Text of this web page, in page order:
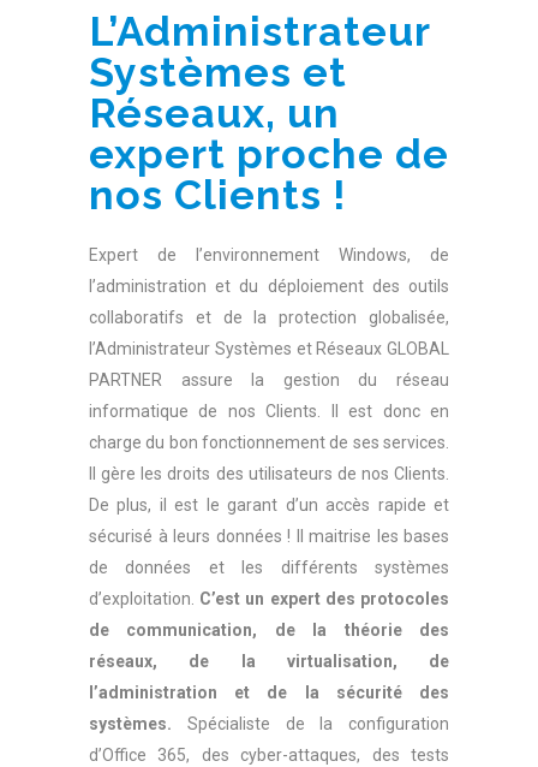
L’Administrateur
Systèmes et
Réseaux, un
expert proche de
nos Clients !
Expert de l’environnement Windows, de
l’administration et du déploiement des outils
collaboratifs et de la protection globalisée,
l’Administrateur Systèmes et Réseaux GLOBAL
PARTNER assure la gestion du réseau
informatique de nos Clients. Il est donc en
charge du bon fonctionnement de ses services.
Il gère les droits des utilisateurs de nos Clients.
De plus, il est le garant d’un accès rapide et
sécurisé à leurs données ! Il maitrise les bases
de données et les différents systèmes
d’exploitation. C’est un expert des protocoles
de communication, de la théorie des
réseaux, de la virtualisation, de
l’administration et de la sécurité des
systèmes. Spécialiste de la configuration
d’Office 365, des cyber-attaques, des tests